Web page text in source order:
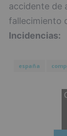
accidente de
fallecimiento
Incidencias:
españa